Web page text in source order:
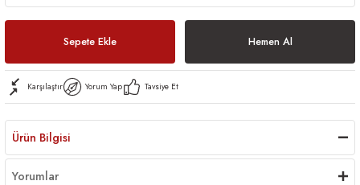
Sepete Ekle Hemen Al
Karşılaştır Yorum Yap Tavsiye Et
Ürün Bilgisi
Yorumlar